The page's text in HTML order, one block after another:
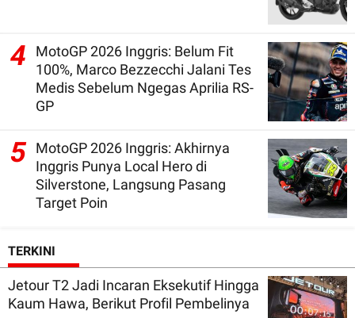
4
MotoGP 2026 Inggris: Belum Fit
100%, Marco Bezzecchi Jalani Tes
Medis Sebelum Ngegas Aprilia RS-
GP
5 MotoGP 2026 Inggris: Akhirnya
Inggris Punya Local Hero di
Silverstone, Langsung Pasang
Target Poin
TERKINI
Jetour T2 Jadi Incaran Eksekutif Hingga
Kaum Hawa, Berikut Profil Pembelinya